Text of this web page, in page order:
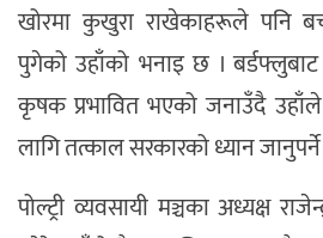
खोरमा कुखुरा राखेकाहरूले पनि
पुगेको उहाँको भनाइ छ ।
कृषक प्रभावित भएको जनाउँदै
लागि तत्काल सरकारको ध्यान
पोल्ट्री व्यवसायी मञ्चका अध्यक्ष